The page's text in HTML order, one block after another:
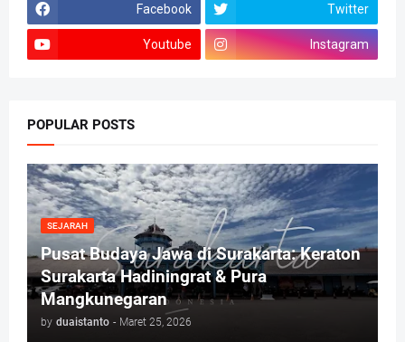
Facebook Twitter
Youtube Instagram
POPULAR POSTS
SEJARAH
Pusat Budaya Jawa di Surakarta: Keraton
Surakarta Hadiningrat & Pura
Mangkunegaran
by duaistanto - Maret 25, 2026